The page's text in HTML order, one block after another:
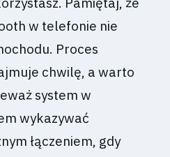
w telefonie nie
Proces
chwilę, a warto
system w
wykazywać
łączeniem, gdy